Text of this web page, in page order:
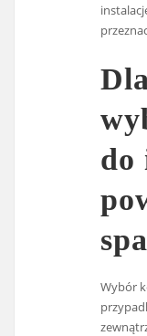
do
Wybór